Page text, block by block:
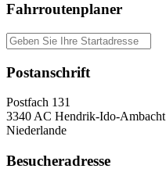
Fahrroutenplaner
Postanschrift
Postfach 131
3340 AC Hendrik-Ido-Ambacht
Niederlande
Besucheradresse